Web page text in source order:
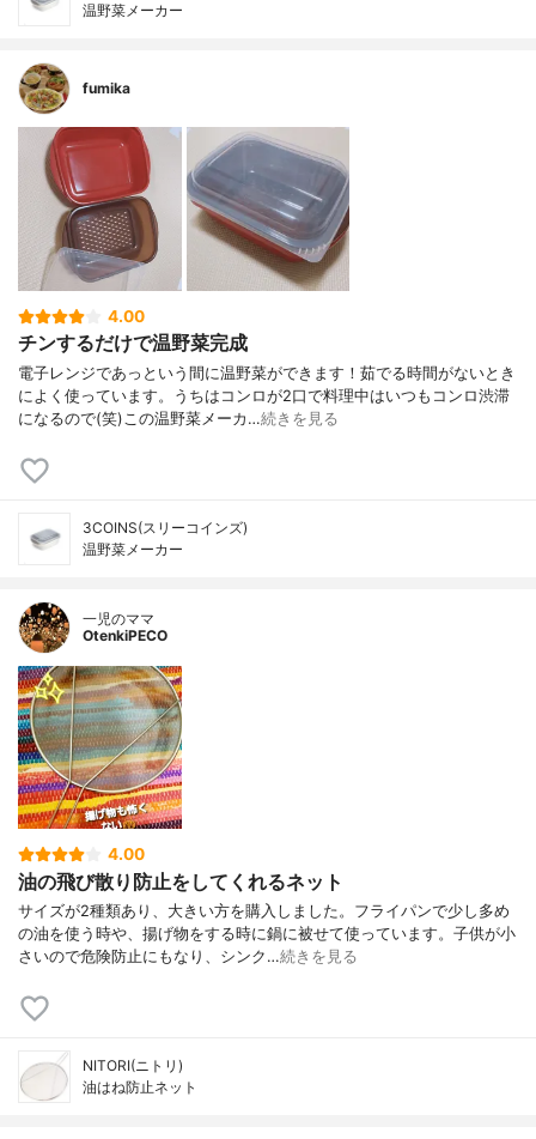
温野菜メーカー
fumika
4.00
チンするだけで温野菜完成
電子レンジであっという間に温野菜ができます！茹でる時間がないとき
によく使っています。うちはコンロが2口で料理中はいつもコンロ渋滞
になるので(笑)この温野菜メーカ…続きを見る
3COINS(スリーコインズ)
温野菜メーカー
一児のママ
OtenkiPECO
4.00
油の飛び散り防止をしてくれるネット
サイズが2種類あり、大きい方を購入しました。フライパンで少し多め
の油を使う時や、揚げ物をする時に鍋に被せて使っています。子供が小
さいので危険防止にもなり、シンク…続きを見る
NITORI(ニトリ)
油はね防止ネット